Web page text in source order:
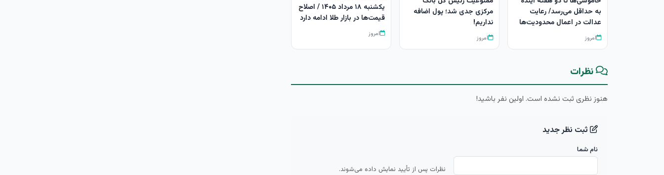
به حداقل می‌رسد/ رعایت
عدالت در اعمال محدودیت‌ها
امروز
مرکزی جدی شد؛ پول اضافه
نداریم!
امروز
یکشنبه ۱۸ مرداد ۱۴۰۵ / اصلاح
قیمت‌ها در بازار طلا ادامه دارد
امروز
نظرات
هنوز نظری ثبت نشده است. اولین نفر باشید!
ثبت نظر جدید
نام شما
نظرات پس از تأیید نمایش داده می‌شوند.